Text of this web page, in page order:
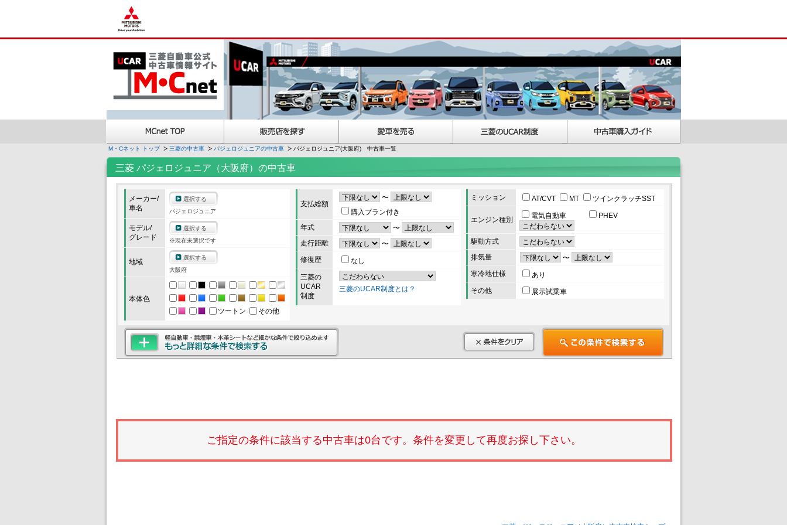
M・Cネット トップ 三菱の中古車 パジェロジュニアの中古車 パジェロジュニア(大阪府) 中古車一覧
三菱 パジェロジュニア（大阪府）の中古車
メーカー/
車名
選択する
パジェロジュニア
モデル/
グレード
選択する
※現在未選択です
地域
選択する
大阪府
本体色
ツートン
その他
支払総額
〜
購入プラン付き
年式
〜
走行距離
〜
修復歴
なし
三菱の
UCAR
制度
三菱のUCAR制度とは？
ミッション AT/CVT MT ツインクラッチSST
エンジン種別 電気自動車 PHEV
駆動方式
排気量
〜
寒冷地仕様
あり
その他
展示試乗車
ご指定の条件に該当する中古車は0台です。条件を変更して再度お探し下さい。